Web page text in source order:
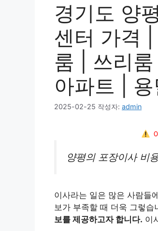
경기도 양
센터 가격
룸 | 쓰리
아파트 |
2025-02-25 작성자: admin
양평의 포장이사 비
이사라는 일은 많은 사람들
보가 부족할 때 더욱 그렇습
보를 제공하고자 합니다. 이